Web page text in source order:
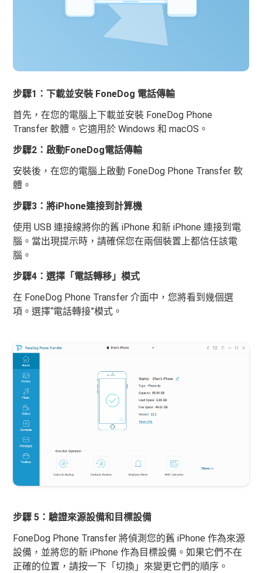
步驟1：下載並安裝 FoneDog 電話傳輸
首先，在您的電腦上下載並安裝 FoneDog Phone
Transfer 軟體。它適用於 Windows 和 macOS。
步驟2：啟動FoneDog電話傳輸
安裝後，在您的電腦上啟動 FoneDog Phone Transfer 軟
體。
步驟3：將iPhone連接到計算機
使用 USB 連接線將你的舊 iPhone 和新 iPhone 連接到電
腦。當出現提示時，請確保您在兩個裝置上都信任該電
腦。
步驟4：選擇「電話轉移」模式
在 FoneDog Phone Transfer 介面中，您將看到幾個選
項。選擇“電話轉接”模式。
步驟 5：驗證來源設備和目標設備
FoneDog Phone Transfer 將偵測您的舊 iPhone 作為來源
設備，並將您的新 iPhone 作為目標設備。如果它們不在
正確的位置，請按一下「切換」來變更它們的順序。